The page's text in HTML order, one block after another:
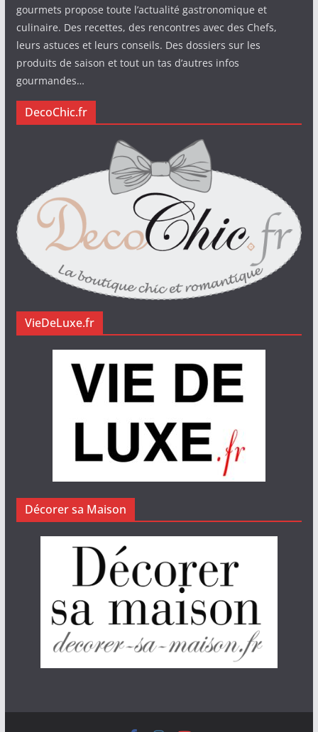
gourmets propose toute l’actualité gastronomique et
culinaire. Des recettes, des rencontres avec des Chefs,
leurs astuces et leurs conseils. Des dossiers sur les
produits de saison et tout un tas d’autres infos
gourmandes…
DecoChic.fr
VieDeLuxe.fr
Décorer sa Maison